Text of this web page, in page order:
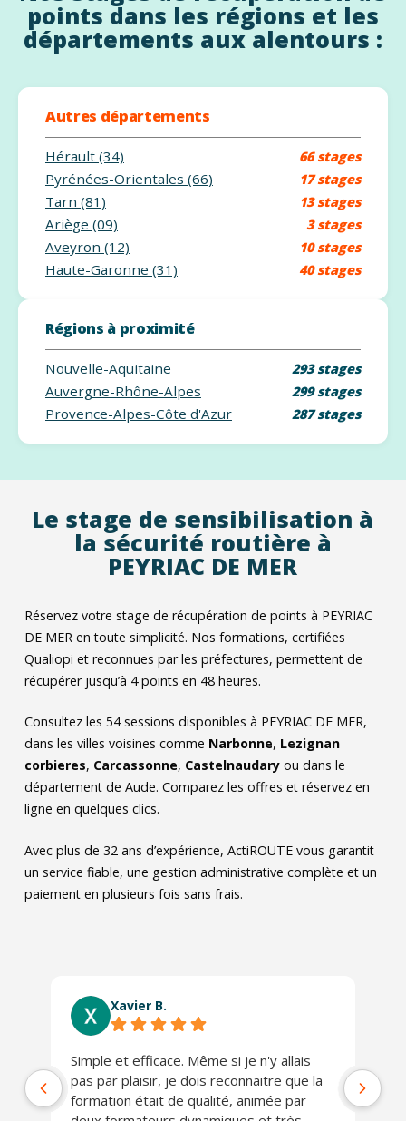
points dans les régions et les
départements aux alentours :
Autres départements
Hérault (34) 66 stages
Pyrénées-Orientales (66) 17 stages
Tarn (81) 13 stages
Ariège (09) 3 stages
Aveyron (12) 10 stages
Haute-Garonne (31) 40 stages
Régions à proximité
Nouvelle-Aquitaine 293 stages
Auvergne-Rhône-Alpes 299 stages
Provence-Alpes-Côte d'Azur 287 stages
Le stage de sensibilisation à
la sécurité routière à
PEYRIAC DE MER
Réservez votre stage de récupération de points à PEYRIAC
DE MER en toute simplicité. Nos formations, certifiées
Qualiopi et reconnues par les préfectures, permettent de
récupérer jusqu’à 4 points en 48 heures.
Consultez les 54sessions disponibles à PEYRIAC DE MER,
dans les villes voisines comme Narbonne, Lezignan
corbieres, Carcassonne, Castelnaudaryou dans le
département de Aude. Comparez les offres et réservez en
ligne en quelques clics.
Avec plus de 32 ans d’expérience, ActiROUTE vous garantit
un service fiable, une gestion administrative complète et un
paiement en plusieurs fois sans frais.
Xavier B.
Simple et efficace. Même si je n'y allais
pas par plaisir, je dois reconnaitre que la
formation était de qualité, animée par